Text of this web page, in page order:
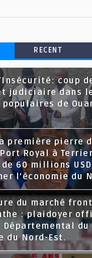
RECENT
Insécurité: coup
judiciaire dans
de
première pierre
Royal à
60 millions
l’économie du
du marché
: plaidoyer
Départemental du
du Nord-Est.